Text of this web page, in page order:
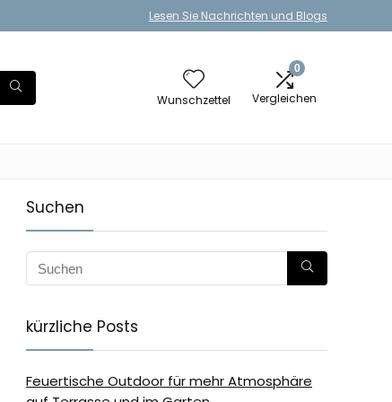
Lesen Sie Nachrichten und Blogs
Wunschzettel
0
Vergleichen
Suchen
kürzliche Posts
Feuertische Outdoor für mehr Atmosphäre